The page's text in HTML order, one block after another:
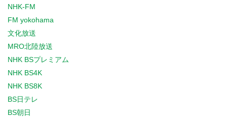
NHK-FM
FM yokohama
文化放送
MRO北陸放送
NHK BSプレミアム
NHK BS4K
NHK BS8K
BS日テレ
BS朝日